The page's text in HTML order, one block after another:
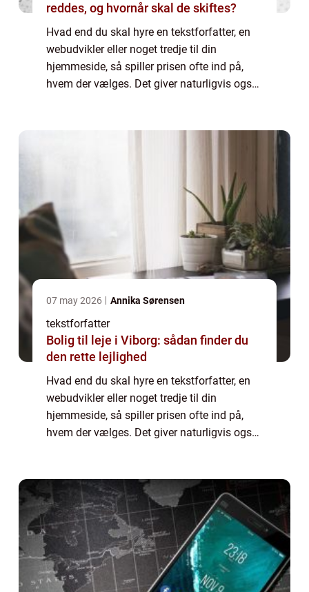
reddes, og hvornår skal de skiftes?
Hvad end du skal hyre en tekstforfatter, en
webudvikler eller noget tredje til din
hjemmeside, så spiller prisen ofte ind på,
hvem der vælges. Det giver naturligvis også
07 may 2026 Annika Sørensen
tekstforfatter
Bolig til leje i Viborg: sådan finder du
den rette lejlighed
Hvad end du skal hyre en tekstforfatter, en
webudvikler eller noget tredje til din
hjemmeside, så spiller prisen ofte ind på,
hvem der vælges. Det giver naturligvis også